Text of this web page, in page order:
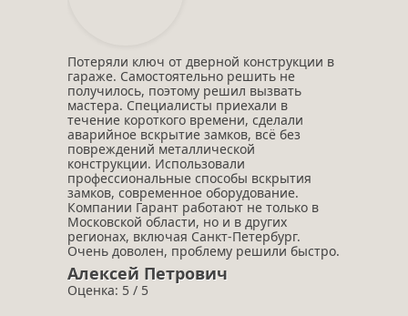
Потеряли ключ от дверной конструкции в
гараже. Самостоятельно решить не
получилось, поэтому решил вызвать
мастера. Специалисты приехали в
течение короткого времени, сделали
аварийное вскрытие замков, всё без
повреждений металлической
конструкции. Использовали
профессиональные способы вскрытия
замков, современное оборудование.
Компании Гарант работают не только в
Московской области, но и в других
регионах, включая Санкт-Петербург.
Очень доволен, проблему решили быстро.
Алексей Петрович
Оценка: 5 / 5